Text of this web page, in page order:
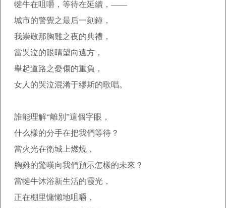
犍牛在咀嚼，等待在延續，——
城市的警覺之最后一刻鐘，
我崇敬那胸雞之夜的典禮，
當哭泣的眼睛望向遠方，
舉起道路之憂傷的重負，
女人的哭泣混淆于繆斯的歌唱。
誰能理解“離別”這個字眼，
什么樣的分手在把我們等待？
當火光在衛城上燃燒，
胸雞的驚嘆向我們預示怎樣的未來？
當犍牛沐浴新生活的霞光，
正在棚里慵懶地咀嚼，